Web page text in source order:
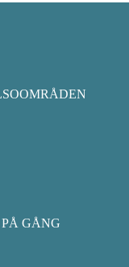
PÅ GÅNG